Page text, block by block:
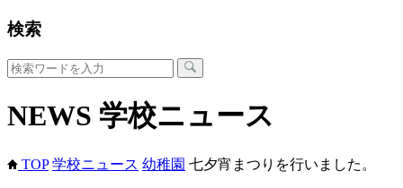
検索
NEWS 学校ニュース
TOP 学校ニュース 幼稚園 七夕宵まつりを行いました。